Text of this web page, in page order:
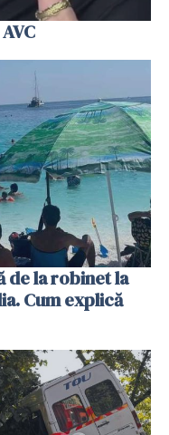
de la robinet la
Cum explică